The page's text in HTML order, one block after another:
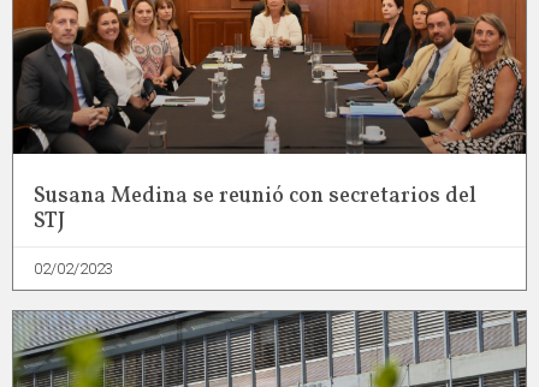
Susana Medina se reunió con secretarios del
STJ
02/02/2023